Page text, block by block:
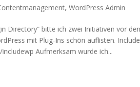
, WordPress Admin
Directory” bitte ich zwei Initiativen vor
mit Plug-Ins schön auflisten.
Aufmerksam wurde ich...